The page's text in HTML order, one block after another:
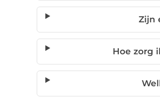
Zijn
Hoe zorg